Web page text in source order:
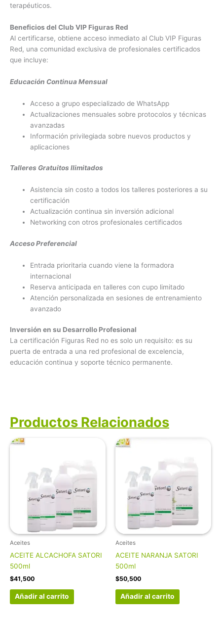
terapéuticos.
Beneficios del Club VIP Figuras Red
Al certificarse, obtiene acceso inmediato al Club VIP Figuras
Red, una comunidad exclusiva de profesionales certificados
que incluye:
Educación Continua Mensual
Acceso a grupo especializado de WhatsApp
Actualizaciones mensuales sobre protocolos y técnicas
avanzadas
Información privilegiada sobre nuevos productos y
aplicaciones
Talleres Gratuitos Ilimitados
Asistencia sin costo a todos los talleres posteriores a su
certificación
Actualización continua sin inversión adicional
Networking con otros profesionales certificados
Acceso Preferencial
Entrada prioritaria cuando viene la formadora
internacional
Reserva anticipada en talleres con cupo limitado
Atención personalizada en sesiones de entrenamiento
avanzado
Inversión en su Desarrollo Profesional
La certificación Figuras Red no es solo un requisito: es su
puerta de entrada a una red profesional de excelencia,
educación continua y soporte técnico permanente.
Productos Relacionados
Aceites
ACEITE ALCACHOFA SATORI
500ml
$41,500
Añadir al carrito
Aceites
ACEITE NARANJA SATORI
500ml
$50,500
Añadir al carrito